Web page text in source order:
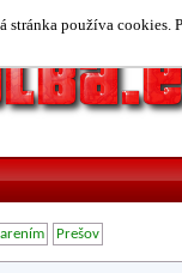
stránka používa cookies.
Prešov